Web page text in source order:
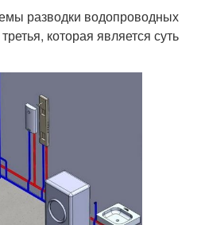
разводки водопроводных
которая является суть